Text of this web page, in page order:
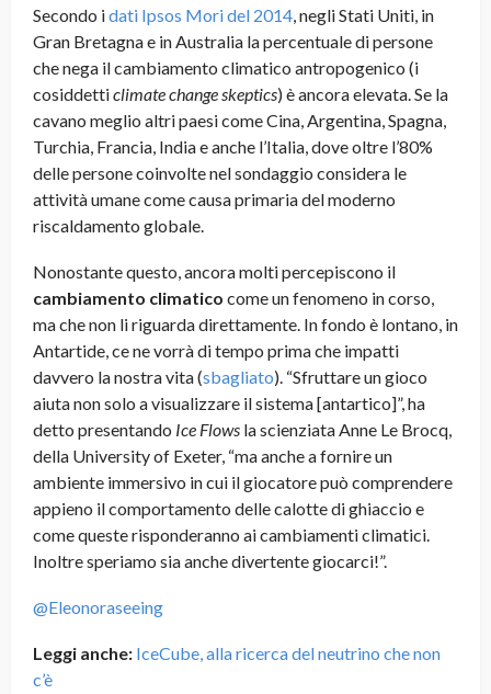
Secondo idati Ipsos Mori del 2014, negli Stati Uniti, in
Gran Bretagna e in Australia la percentuale di persone
che nega il cambiamento climatico antropogenico (i
cosiddetticlimate change skeptics) è ancora elevata. Se la
cavano meglio altri paesi come Cina, Argentina, Spagna,
Turchia, Francia, India e anche l’Italia, dove oltre l’80%
delle persone coinvolte nel sondaggio considera le
attività umane come causa primaria del moderno
riscaldamento globale.
Nonostante questo, ancora molti percepiscono il
cambiamento climatico come un fenomeno in corso,
ma che non li riguarda direttamente. In fondo è lontano, in
Antartide, ce ne vorrà di tempo prima che impatti
davvero la nostra vita (sbagliato). “Sfruttare un gioco
aiuta non solo a visualizzare il sistema [antartico]”, ha
detto presentando Ice Flows la scienziata Anne Le Brocq,
della University of Exeter, “ma anche a fornire un
ambiente immersivo in cui il giocatore può comprendere
appieno il comportamento delle calotte di ghiaccio e
come queste risponderanno ai cambiamenti climatici.
Inoltre speriamo sia anche divertente giocarci!”.
@Eleonoraseeing
Leggi anche: IceCube, alla ricerca del neutrino che non
c’è